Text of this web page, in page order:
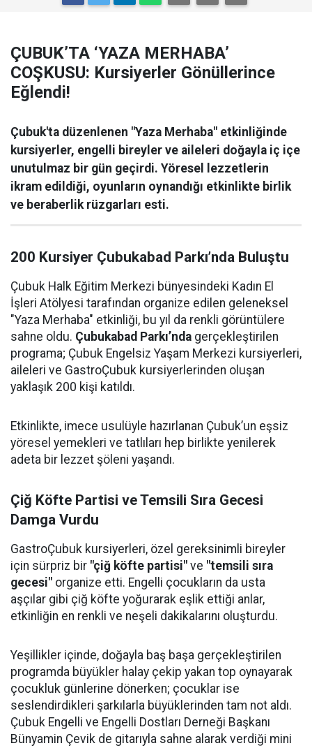
ÇUBUK’TA ‘YAZA MERHABA’
COŞKUSU: Kursiyerler Gönüllerince
Eğlendi!
Çubuk'ta düzenlenen "Yaza Merhaba" etkinliğinde
kursiyerler, engelli bireyler ve aileleri doğayla iç içe
unutulmaz bir gün geçirdi. Yöresel lezzetlerin
ikram edildiği, oyunların oynandığı etkinlikte birlik
ve beraberlik rüzgarları esti.
200 Kursiyer Çubukabad Parkı’nda Buluştu
Çubuk Halk Eğitim Merkezi bünyesindeki Kadın El
İşleri Atölyesi tarafından organize edilen geleneksel
"Yaza Merhaba" etkinliği, bu yıl da renkli görüntülere
sahne oldu. Çubukabad Parkı’nda gerçekleştirilen
programa; Çubuk Engelsiz Yaşam Merkezi kursiyerleri,
aileleri ve GastroÇubuk kursiyerlerinden oluşan
yaklaşık 200 kişi katıldı.
Etkinlikte, imece usulüyle hazırlanan Çubuk’un eşsiz
yöresel yemekleri ve tatlıları hep birlikte yenilerek
adeta bir lezzet şöleni yaşandı.
Çiğ Köfte Partisi ve Temsili Sıra Gecesi
Damga Vurdu
GastroÇubuk kursiyerleri, özel gereksinimli bireyler
için sürpriz bir "çiğ köfte partisi" ve "temsili sıra
gecesi" organize etti. Engelli çocukların da usta
aşçılar gibi çiğ köfte yoğurarak eşlik ettiği anlar,
etkinliğin en renkli ve neşeli dakikalarını oluşturdu.
Yeşillikler içinde, doğayla baş başa gerçekleştirilen
programda büyükler halay çekip yakan top oynayarak
çocukluk günlerine dönerken; çocuklar ise
seslendirdikleri şarkılarla büyüklerinden tam not aldı.
Çubuk Engelli ve Engelli Dostları Derneği Başkanı
Bünyamin Çevik de gitarıyla sahne alarak verdiği mini